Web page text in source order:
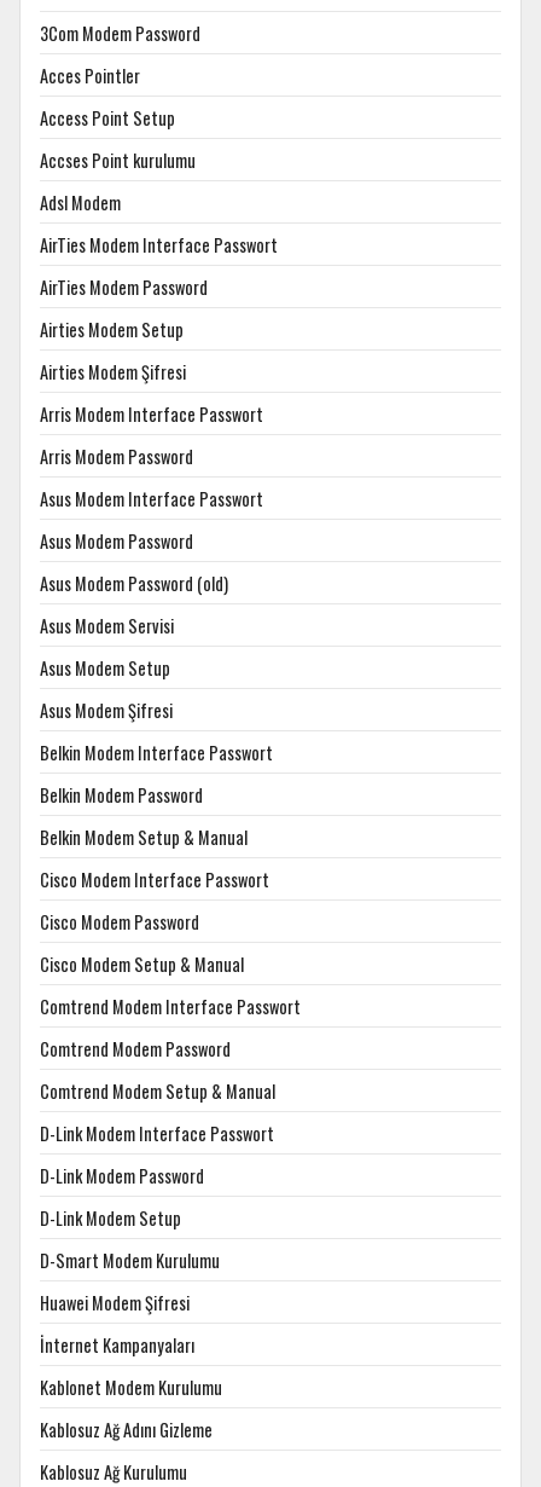
3Com Modem Password
Acces Pointler
Access Point Setup
Accses Point kurulumu
Adsl Modem
AirTies Modem Interface Passwort
AirTies Modem Password
Airties Modem Setup
Airties Modem Şifresi
Arris Modem Interface Passwort
Arris Modem Password
Asus Modem Interface Passwort
Asus Modem Password
Asus Modem Password (old)
Asus Modem Servisi
Asus Modem Setup
Asus Modem Şifresi
Belkin Modem Interface Passwort
Belkin Modem Password
Belkin Modem Setup & Manual
Cisco Modem Interface Passwort
Cisco Modem Password
Cisco Modem Setup & Manual
Comtrend Modem Interface Passwort
Comtrend Modem Password
Comtrend Modem Setup & Manual
D-Link Modem Interface Passwort
D-Link Modem Password
D-Link Modem Setup
D-Smart Modem Kurulumu
Huawei Modem Şifresi
İnternet Kampanyaları
Kablonet Modem Kurulumu
Kablosuz Ağ Adını Gizleme
Kablosuz Ağ Kurulumu